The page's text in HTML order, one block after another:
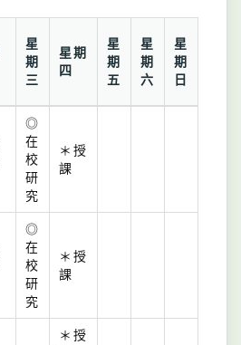
星
期
三
星期
四
星
期
五
星
期
六
星
期
日
◎
在
校
研
究
＊授
課
◎
在
校
研
究
＊授
課
＊授